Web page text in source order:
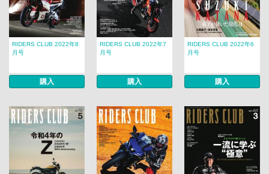
RIDERS CLUB 2022年8
月号
購入
RIDERS CLUB 2022年7
月号
購入
RIDERS CLUB 2022年6
月号
購入